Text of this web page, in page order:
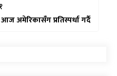
अमेरिकासँग प्रतिस्पर्धा गर्दै